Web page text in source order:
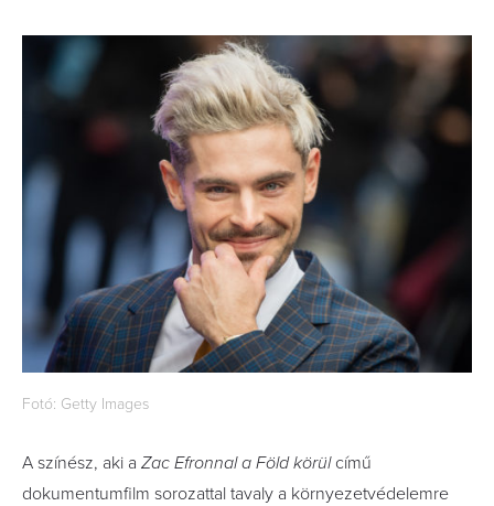
Fotó: Getty Images
A színész, aki a Zac Efronnal a Föld körülcímű
dokumentumfilm sorozattal tavaly a környezetvédelemre